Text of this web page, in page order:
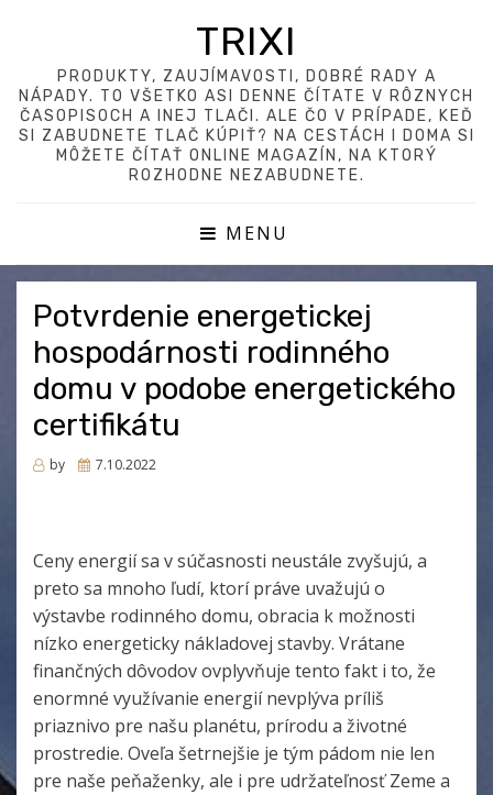
TRIXI
PRODUKTY, ZAUJÍMAVOSTI, DOBRÉ RADY A
NÁPADY. TO VŠETKO ASI DENNE ČÍTATE V RÔZNYCH
ČASOPISOCH A INEJ TLAČI. ALE ČO V PRÍPADE, KEĎ
SI ZABUDNETE TLAČ KÚPIŤ? NA CESTÁCH I DOMA SI
MÔŽETE ČÍTAŤ ONLINE MAGAZÍN, NA KTORÝ
ROZHODNE NEZABUDNETE.
MENU
Potvrdenie energetickej
hospodárnosti rodinného
domu v podobe energetického
certifikátu
by
Posted
7.10.2022
Ceny energií sa v súčasnosti neustále zvyšujú, a
preto sa mnoho ľudí, ktorí práve uvažujú o
výstavbe rodinného domu, obracia k možnosti
nízko energeticky nákladovej stavby. Vrátane
finančných dôvodov ovplyvňuje tento fakt i to, že
enormné využívanie energií nevplýva príliš
priaznivo pre našu planétu, prírodu a životné
prostredie. Oveľa šetrnejšie je tým pádom nie len
pre naše peňaženky, ale i pre udržateľnosť Zeme a